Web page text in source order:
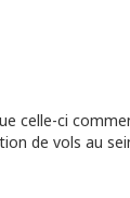
celle-ci
de vols au